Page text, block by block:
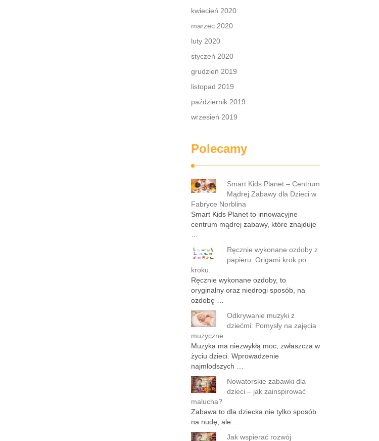
kwiecień 2020
marzec 2020
luty 2020
styczeń 2020
grudzień 2019
listopad 2019
październik 2019
wrzesień 2019
Polecamy
Smart Kids Planet – Centrum
Mądrej Zabawy dla Dzieci w
Fabryce Norblina
Smart Kids Planet to innowacyjne
centrum mądrej zabawy, które znajduje
Ręcznie wykonane ozdoby z
papieru. Origami krok po
kroku.
Ręcznie wykonane ozdoby, to
oryginalny oraz niedrogi sposób, na
ozdobę …
Odkrywanie muzyki z
dziećmi: Pomysły na zajęcia
muzyczne
Muzyka ma niezwykłą moc, zwłaszcza w
życiu dzieci. Wprowadzenie
najmłodszych …
Nowatorskie zabawki dla
dzieci – jak zainspirować
malucha?
Zabawa to dla dziecka nie tylko sposób
na nudę, ale …
Jak wspierać rozwój